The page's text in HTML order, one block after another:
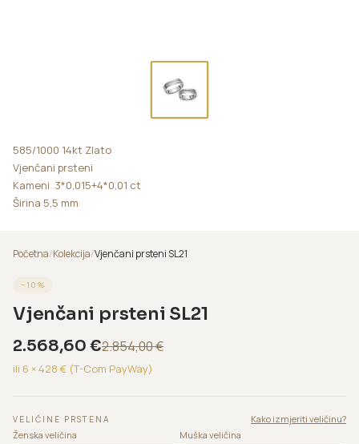
585/1000 14kt Zlato
Vjenčani prsteni
Kameni 3*0,015+4*0,01 ct
Širina 5,5 mm
Početna/Kolekcija/Vjenčani prsteni SL21
− 10 %
Vjenčani prsteni SL21
2.568,60 €2.854,00€
ili 6 ×428 € (T-Com PayWay)
VELIČINE PRSTENA
Kako izmjeriti veličinu?
Ženska veličina
Muška veličina